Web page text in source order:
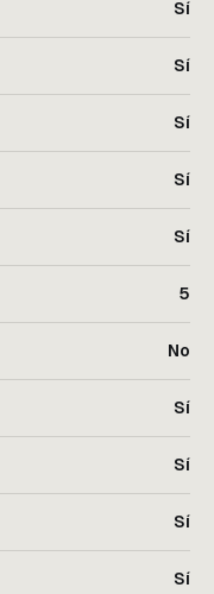
Sí
Sí
Sí
Sí
Sí
5
No
Sí
Sí
Sí
Sí